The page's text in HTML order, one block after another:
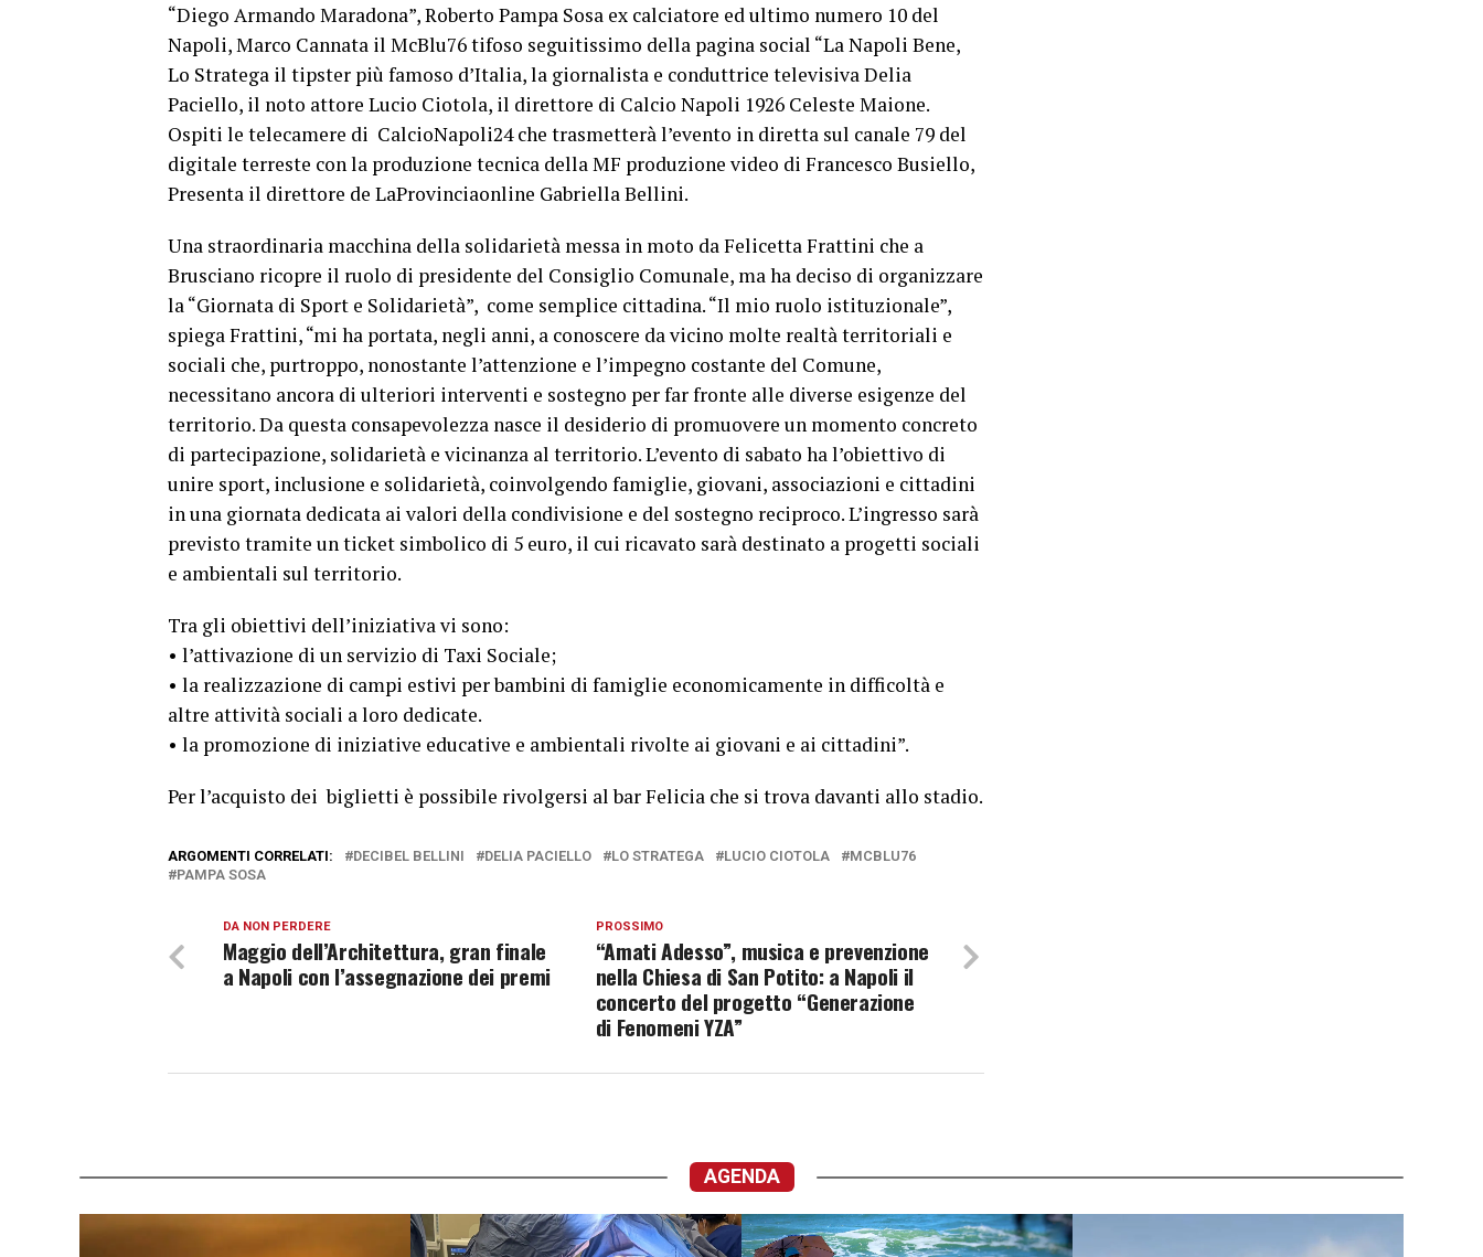
“Diego Armando Maradona”, Roberto Pampa Sosa ex calciatore ed ultimo numero 10 del
Napoli, Marco Cannata il McBlu76 tifoso seguitissimo della pagina social “La Napoli Bene,
Lo Stratega il tipster più famoso d’Italia, la giornalista e conduttrice televisiva Delia
Paciello, il noto attore Lucio Ciotola, il direttore di Calcio Napoli 1926 Celeste Maione.
Ospiti le telecamere di CalcioNapoli24 che trasmetterà l’evento in diretta sul canale 79 del
digitale terreste con la produzione tecnica della MF produzione video di Francesco Busiello,
Presenta il direttore de LaProvinciaonline Gabriella Bellini.
Una straordinaria macchina della solidarietà messa in moto da Felicetta Frattini che a
Brusciano ricopre il ruolo di presidente del Consiglio Comunale, ma ha deciso di organizzare
la “Giornata di Sport e Solidarietà”, come semplice cittadina. “Il mio ruolo istituzionale”,
spiega Frattini, “mi ha portata, negli anni, a conoscere da vicino molte realtà territoriali e
sociali che, purtroppo, nonostante l’attenzione e l’impegno costante del Comune,
necessitano ancora di ulteriori interventi e sostegno per far fronte alle diverse esigenze del
territorio. Da questa consapevolezza nasce il desiderio di promuovere un momento concreto
di partecipazione, solidarietà e vicinanza al territorio. L’evento di sabato ha l’obiettivo di
unire sport, inclusione e solidarietà, coinvolgendo famiglie, giovani, associazioni e cittadini
in una giornata dedicata ai valori della condivisione e del sostegno reciproco. L’ingresso sarà
previsto tramite un ticket simbolico di 5 euro, il cui ricavato sarà destinato a progetti sociali
e ambientali sul territorio.
Tra gli obiettivi dell’iniziativa vi sono:
• l’attivazione di un servizio di Taxi Sociale;
• la realizzazione di campi estivi per bambini di famiglie economicamente in difficoltà e
altre attività sociali a loro dedicate.
• la promozione di iniziative educative e ambientali rivolte ai giovani e ai cittadini”.
Per l’acquisto dei biglietti è possibile rivolgersi al bar Felicia che si trova davanti allo stadio.
ARGOMENTI CORRELATI: DECIBEL BELLINI DELIA PACIELLO LO STRATEGA LUCIO CIOTOLA
MCBLU76
PAMPA SOSA
PROSSIMO
“Amati Adesso”, musica e prevenzione
nella Chiesa di San Potito: a Napoli il
concerto del progetto “Generazione
di Fenomeni YZA”
DA NON PERDERE
Maggio dell’Architettura, gran finale
a Napoli con l’assegnazione dei premi
AGENDA